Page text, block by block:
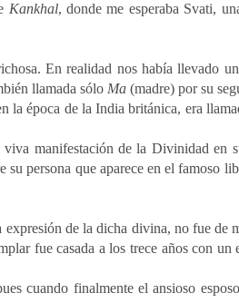
Kankhal, donde me esperaba Svati,
En realidad nos había llevado
llamada sólo Ma (madre) por su
la época de la India británica, era
manifestación de la Divinidad en
persona que aparece en el famoso
de la dicha divina, no fue de
fue casada a los trece años con
cuando finalmente el ansioso